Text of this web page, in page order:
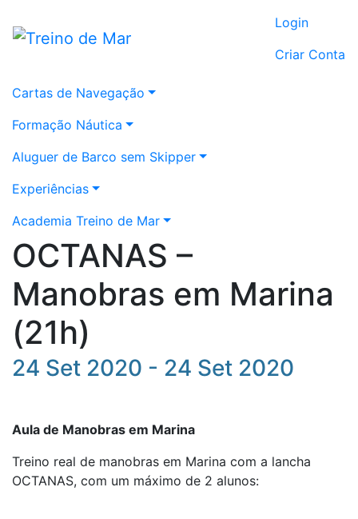
Login
Criar Conta
Cartas de Navegação
Formação Náutica
Aluguer de Barco sem Skipper
Experiências
Academia Treino de Mar
OCTANAS –
Manobras em Marina
(21h)
24 Set 2020 - 24 Set 2020
Aula de Manobras em Marina
Treino real de manobras em Marina com a lancha
OCTANAS, com um máximo de 2 alunos: